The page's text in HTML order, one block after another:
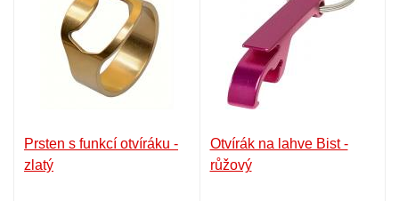
Prsten s funkcí otvíráku -
zlatý
Otvírák na lahve Bist -
růžový